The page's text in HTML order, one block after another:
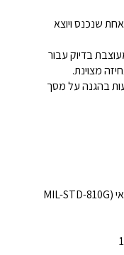
שנכנס ויוצא
בדיוק עבור
מצוינת.
בהגנה על מסך
DROP+ | פי 1 יותר נפילות מהתקן הצבאי (MIL-STD-810G